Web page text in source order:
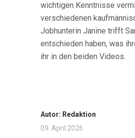
wichtigen Kenntnisse
verschiedenen
Jobhunterin Janine trifft
entschieden haben, was
ihr in den beiden Videos.
Autor: Redaktion
09. April 2026